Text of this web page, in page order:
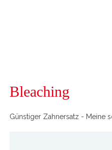
Bleaching
Günstiger Zahnersatz - Meine